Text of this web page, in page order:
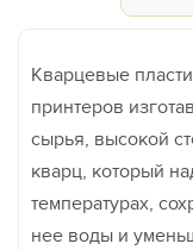
Кварцевые
принтеров
сырья, высокой
кварц, который
температурах,
нее воды и